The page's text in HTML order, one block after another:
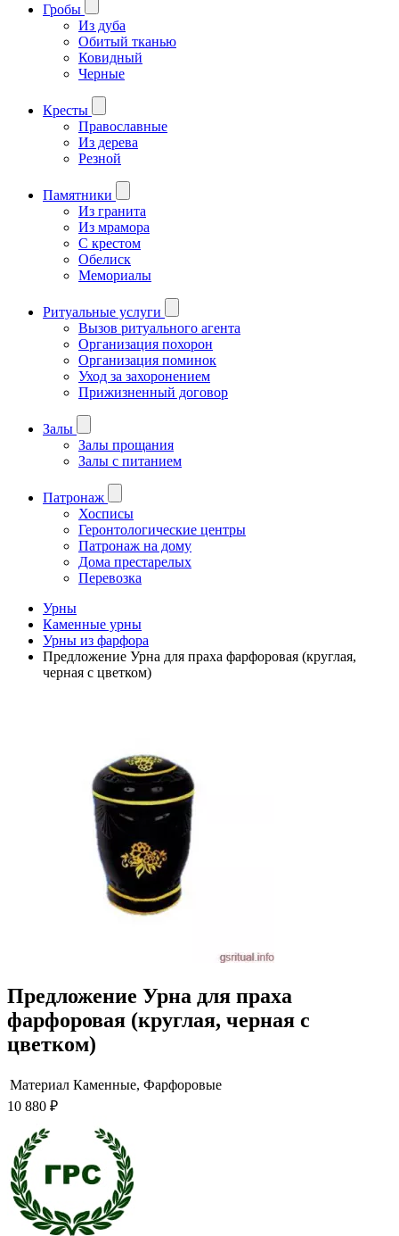
Гробы
Из дуба
Обитый тканью
Ковидный
Черные
Кресты
Православные
Из дерева
Резной
Памятники
Из гранита
Из мрамора
С крестом
Обелиск
Мемориалы
Ритуальные услуги
Вызов ритуального агента
Организация похорон
Организация поминок
Уход за захоронением
Прижизненный договор
Залы
Залы прощания
Залы с питанием
Патронаж
Хосписы
Геронтологические центры
Патронаж на дому
Дома престарелых
Перевозка
Урны
Каменные урны
Урны из фарфора
Предложение Урна для праха фарфоровая (круглая,
черная с цветком)
Предложение Урна для праха
фарфоровая (круглая, черная с
цветком)
Материал Каменные, Фарфоровые
10 880 ₽